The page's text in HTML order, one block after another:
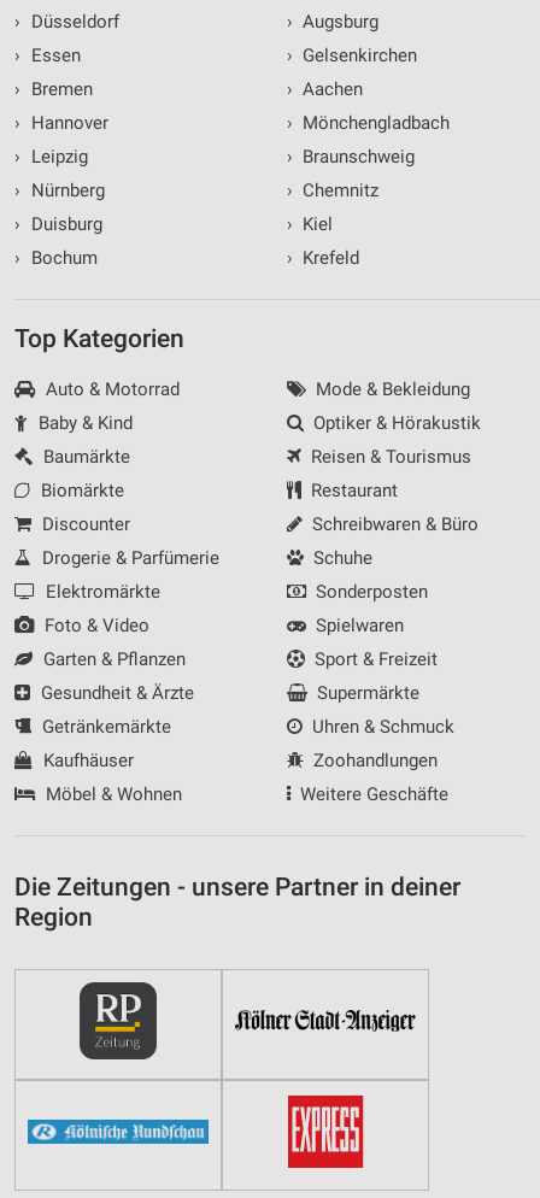
›
Düsseldorf
›
Essen
›
Bremen
›
Hannover
›
Leipzig
›
Nürnberg
›
Duisburg
›
Bochum
› Augsburg
› Gelsenkirchen
› Aachen
› Mönchengladbach
› Braunschweig
› Chemnitz
› Kiel
› Krefeld
Top Kategorien
Auto & Motorrad
Baby & Kind
Baumärkte
Biomärkte
Discounter
Drogerie & Parfümerie
Elektromärkte
Foto & Video
Garten & Pflanzen
Gesundheit & Ärzte
Getränkemärkte
Kaufhäuser
Möbel & Wohnen
Mode & Bekleidung
Optiker & Hörakustik
Reisen & Tourismus
Restaurant
Schreibwaren & Büro
Schuhe
Sonderposten
Spielwaren
Sport & Freizeit
Supermärkte
Uhren & Schmuck
Zoohandlungen
Weitere Geschäfte
Die Zeitungen - unsere Partner in deiner
Region